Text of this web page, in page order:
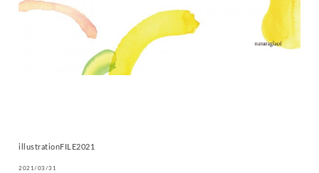
illustrationFILE2021
2021/03/31